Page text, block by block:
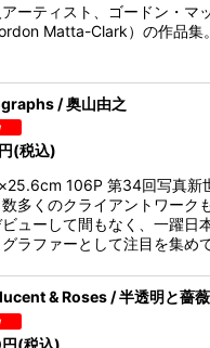
アーティスト、ゴードン・マ
Matta-Clark）の作品集
/ 奥山由之
円(税込)
106P 第34回写真新
多くのクライアントワーク
ューして間もなく、一躍日
ラファーとして注目を集め
& Roses / 半透明と薔
円(税込)